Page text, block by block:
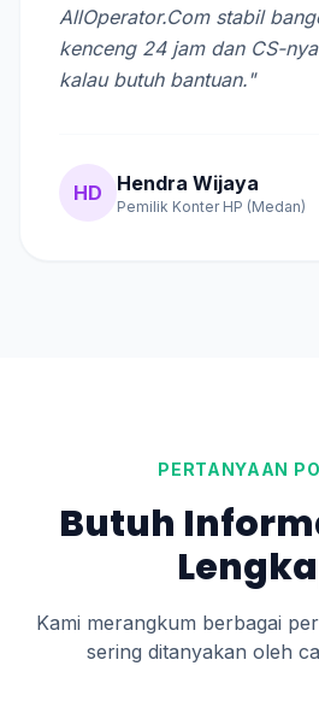
AllOperator.Com stabil
kenceng 24 jam dan CS-
kalau butuh bantuan."
HD Hendra Wijaya
Pemilik Konter HP (Medan)
PERTANYAAN
Butuh
Kami merangkum berbagai
sering ditanyakan oleh